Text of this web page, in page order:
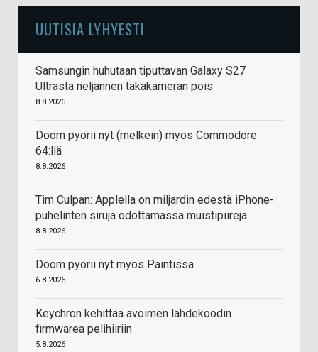
UUTISIA LYHYESTI
Samsungin huhutaan tiputtavan Galaxy S27
Ultrasta neljännen takakameran pois
8.8.2026
Doom pyörii nyt (melkein) myös Commodore
64:llä
8.8.2026
Tim Culpan: Applella on miljardin edestä iPhone-
puhelinten siruja odottamassa muistipiirejä
8.8.2026
Doom pyörii nyt myös Paintissa
6.8.2026
Keychron kehittää avoimen lähdekoodin
firmwarea pelihiiriin
5.8.2026